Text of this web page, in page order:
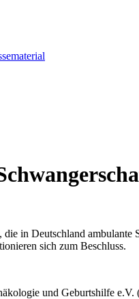
in Deutschland
sich zum Beschluss.
und Geburtshilfe e.V.